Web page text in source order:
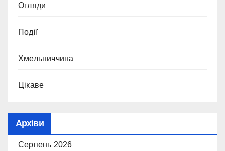
Огляди
Події
Хмельниччина
Цікаве
Архіви
Серпень 2026